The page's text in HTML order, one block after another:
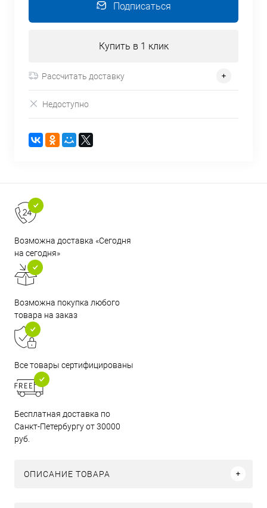
Подписаться
Купить в 1 клик
Рассчитать доставку
Недоступно
Возможна доставка «Сегодня
на сегодня»
Возможна покупка любого
товара на заказ
Все товары сертифицированы
Бесплатная доставка по
Санкт-Петербургу от 30000
руб.
ОПИСАНИЕ ТОВАРА